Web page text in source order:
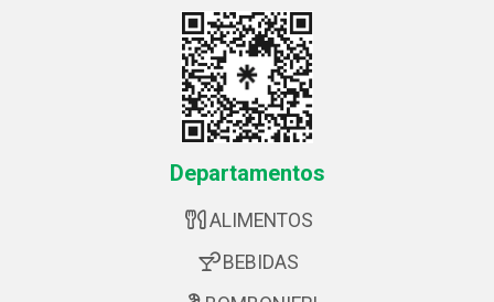
Departamentos
ALIMENTOS
BEBIDAS